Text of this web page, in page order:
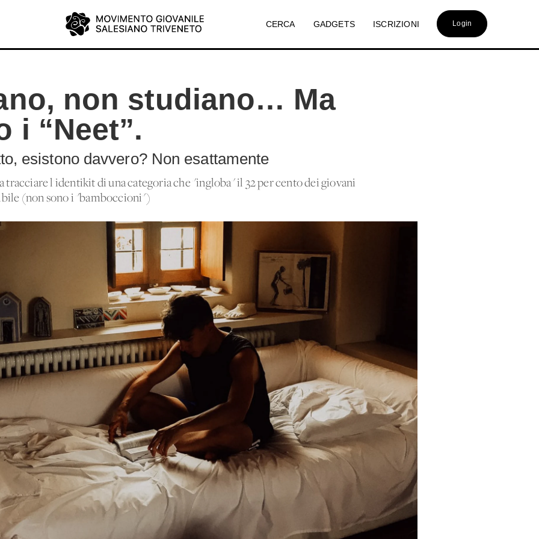
CERCA GADGETS ISCRIZIONI Login
non studiano… Ma
i “Neet”.
esistono davvero? Non esattamente
l'identikit di una categoria che "ingloba" il 32 per cento dei giovani
(non sono i "bamboccioni")